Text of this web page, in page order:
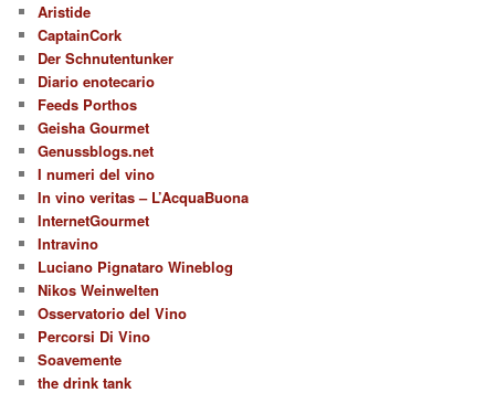
Aristide
CaptainCork
Der Schnutentunker
Diario enotecario
Feeds Porthos
Geisha Gourmet
Genussblogs.net
I numeri del vino
In vino veritas – L’AcquaBuona
InternetGourmet
Intravino
Luciano Pignataro Wineblog
Nikos Weinwelten
Osservatorio del Vino
Percorsi Di Vino
Soavemente
the drink tank